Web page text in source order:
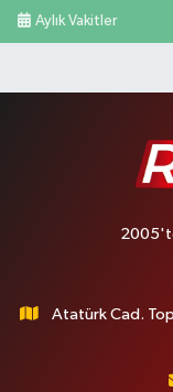
Aylık Vakitler
Atatürk Cad.